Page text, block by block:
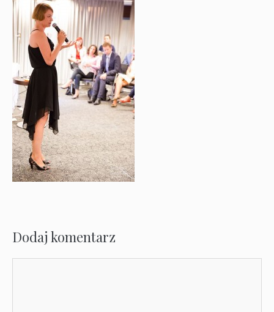
Dodaj komentarz